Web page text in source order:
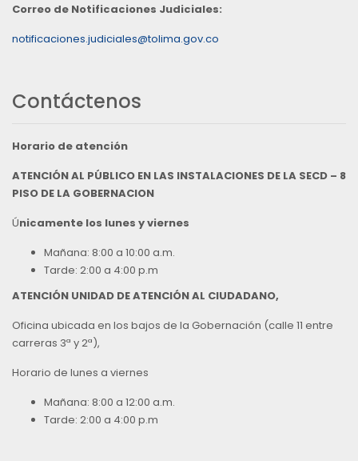
Correo de Notificaciones Judiciales:
notificaciones.judiciales@tolima.gov.co
Contáctenos
Horario de atención
ATENCIÓN AL PÚBLICO EN LAS INSTALACIONES DE LA SECD – 8
PISO DE LA GOBERNACION
Únicamente los lunes y viernes
Mañana: 8:00 a 10:00 a.m.
Tarde: 2:00 a 4:00 p.m
ATENCIÓN UNIDAD DE ATENCIÓN AL CIUDADANO,
Oficina ubicada en los bajos de la Gobernación (calle 11 entre
carreras 3ª y 2ª),
Horario de lunes a viernes
Mañana: 8:00 a 12:00 a.m.
Tarde: 2:00 a 4:00 p.m